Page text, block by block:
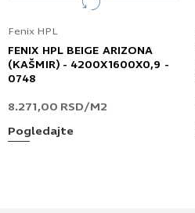
Fenix HPL
FENIX HPL BEIGE ARIZONA
(KAŠMIR) - 4200X1600X0,9 -
0748
8.271,00 RSD/M2
Pogledajte